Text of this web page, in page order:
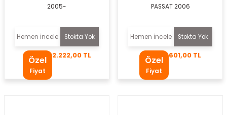
2005-
Hemen İncele Stokta Yok
Özel
Fiyat
2.222,00 TL
PASSAT 2006
Hemen İncele Stokta Yok
Özel
Fiyat
601,00 TL